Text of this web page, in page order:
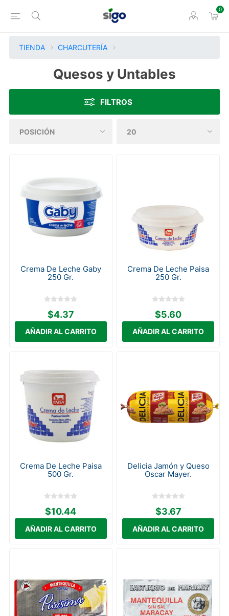
0
TIENDA CHARCUTERÍA
Quesos y Untables
FILTROS
Crema De Leche Gaby
250 Gr.
$4.37
Crema De Leche Paisa
250 Gr.
$5.60
Crema De Leche Paisa
500 Gr.
$10.44
Delicia Jamón y Queso
Oscar Mayer.
$3.67